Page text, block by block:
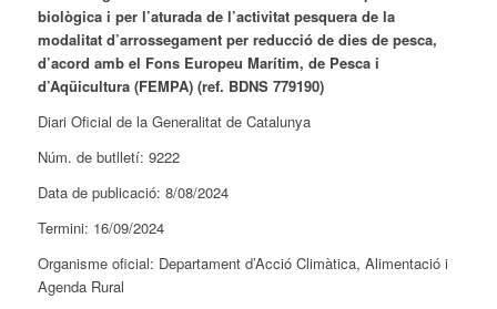
biològica i per l’aturada de l’activitat pesquera de la
modalitat d’arrossegament per reducció de dies de pesca,
d’acord amb el Fons Europeu Marítim, de Pesca i
d’Aqüicultura (FEMPA) (ref. BDNS 779190)
Diari Oficial de la Generalitat de Catalunya
Núm. de butlletí: 9222
Data de publicació: 8/08/2024
Termini: 16/09/2024
Organisme oficial: Departament d’Acció Climàtica, Alimentació i
Agenda Rural